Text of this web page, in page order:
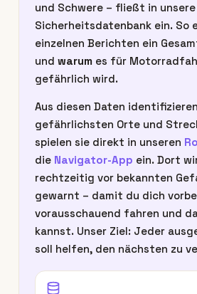
und Schwere – fließt in unsere
Sicherheitsdatenbank ein. So
einzelnen Berichten ein
und warum es für
gefährlich wird.
Aus diesen Daten
gefährlichsten Orte und
spielen sie direkt in unseren
die Navigator-App ein. Dort
rechtzeitig vor bekannten
gewarnt – damit du dich
vorausschauend fahren und
kannst. Unser Ziel: Jeder
soll helfen, den nächsten zu